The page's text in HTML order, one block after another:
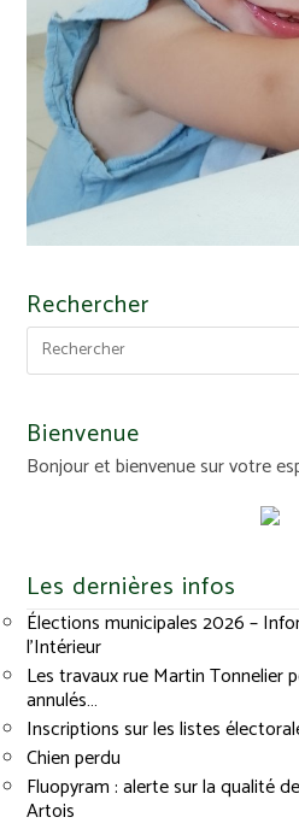
Rechercher
Bienvenue
Bonjour et bienvenue sur votre
Les dernières infos
Élections municipales 2026 –
l’Intérieur
Les travaux rue Martin Tonnelier
annulés…
Inscriptions sur les listes
Chien perdu
Fluopyram : alerte sur la qualité
Artois